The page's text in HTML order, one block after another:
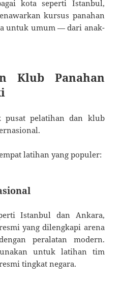
kota seperti Istanbul,
kursus panahan
untuk umum — dari anak-
Klub Panahan
pelatihan dan klub
latihan yang populer:
Istanbul dan Ankara,
yang dilengkapi arena
peralatan modern.
untuk latihan tim
tingkat negara.